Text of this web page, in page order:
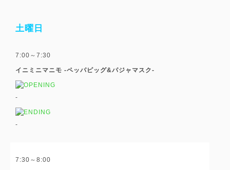
土曜日
7:00～7:30
イニミニマニモ -ペッパピッグ&パジャマスク-
-
-
7:30～8:00